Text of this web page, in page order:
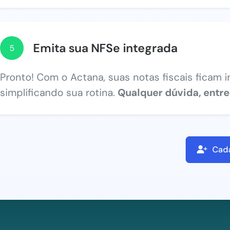
5 Emita sua NFSe integrada
Pronto! Com o Actana, suas notas fiscais ficam
simplificando sua rotina. Qualquer dúvida,